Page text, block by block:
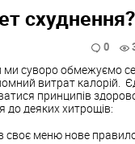
схуднення?
0
ми суворо обмежуємо
витрат калорій.
принципів
до деяких хитрощів:
своє меню нове